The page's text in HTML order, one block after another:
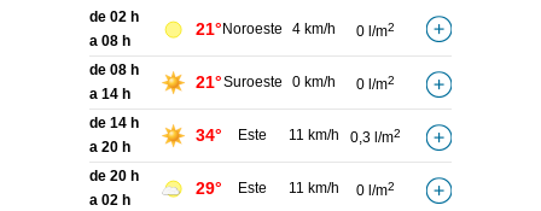
de 02 h
a 08 h
21° Noroeste 4 km/h 0 l/m2
de 08 h
a 14 h
21°Suroeste 0 km/h 0 l/m2
de 14 h
a 20 h
34° Este 11 km/h 0,3 l/m2
de 20 h
a 02 h
29° Este 11 km/h 0 l/m2